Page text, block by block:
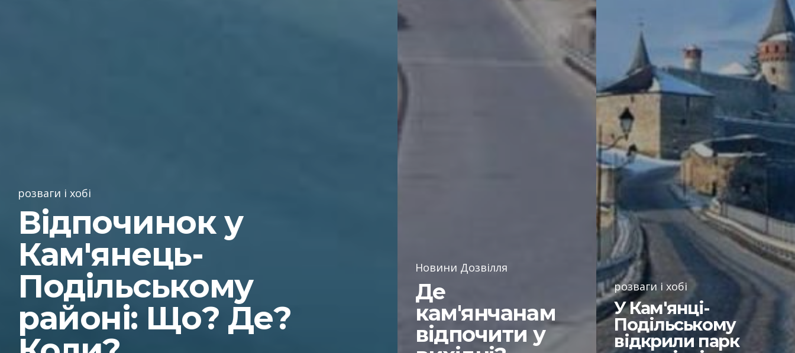
розваги і хобі
Відпочинок у
Кам'янець-
Подільському
районі: Що? Де?
Новини Дозвілля
Де
кам'янчанам
відпочити у
розваги і хобі
У Кам'янці-
Подільському
відкрили парк